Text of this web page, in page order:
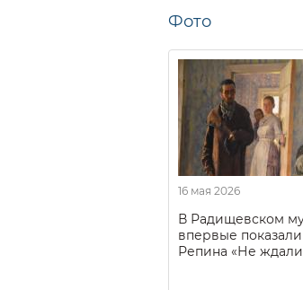
Фото
16 мая 2026
В Радищевском
впервые
Репина «Не